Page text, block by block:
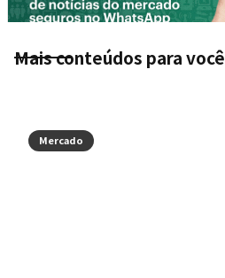
Mais conteúdos para você
Mercado